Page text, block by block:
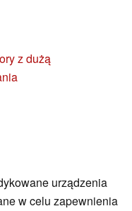
z dużą
urządzenia
w celu zapewnienia